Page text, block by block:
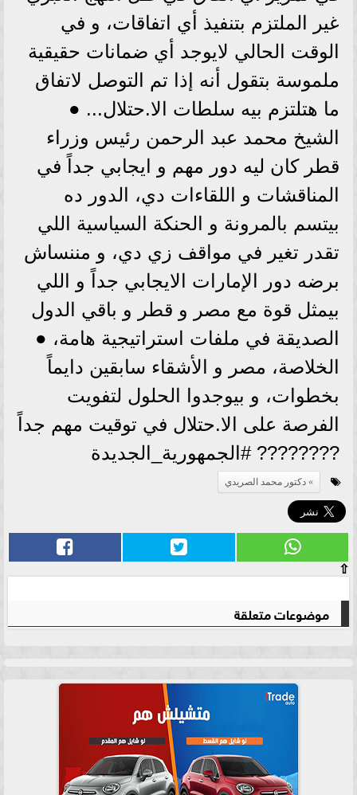
غير الملتزم بتنفيذ أي اتفاقات، و في
الوقت الحالي لايوجد أي ضمانات حقيقية
ملموسة بتقول أنه إذا تم التوصل لاتفاق
ما هتلتزم بيه سلطات الا.حتلال... ●
الشيخ محمد عبد الرحمن رئيس وزراء
قطر كان ليه دور مهم و ايجابي جداً في
المناقشات و اللقاءات دي، الدور ده
بيتسم بالمرونة و الحنكة السياسية اللي
تقدر تغير في مواقف زي دي، و مننساش
برضه دور الإمارات الايجابي جداً و اللي
بيمثل قوة مع مصر و قطر و باقي الدول
الصديقة في ملفات استراتيجية هامة، ●
الخلاصة، مصر و الأشقاء سابقين دايماً
بخطوات، و بيوجدوا الحلول لتفويت
الفرصة على الا.حتلال في توقيت مهم جداً
???????? #الجمهورية_الجديدة
دكتور محمد الصريدي
⇧
موضوعات متعلقة